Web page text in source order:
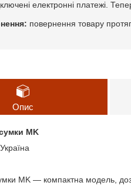
електронні платежі.
повернення товару
Опис
MK
Україна
MK — компактна модель,